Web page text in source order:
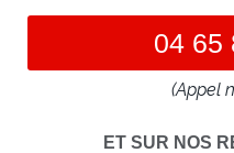
04 65
(Appel
ET SUR NOS